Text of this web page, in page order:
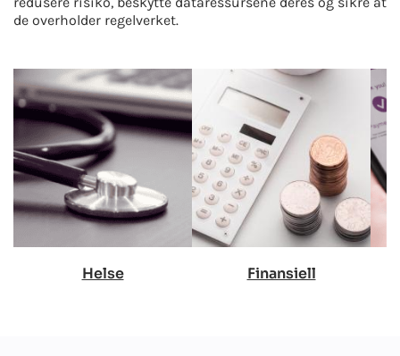
de overholder regelverket.
Helse Finansiell